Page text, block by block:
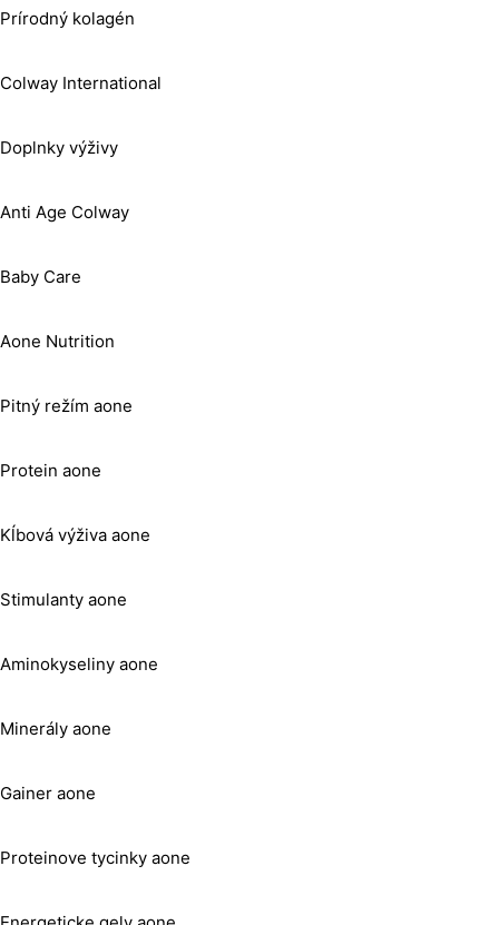
Prírodný kolagén
Colway International
Doplnky výživy
Anti Age Colway
Baby Care
Aone Nutrition
Pitný režím aone
Protein aone
Kĺbová výživa aone
Stimulanty aone
Aminokyseliny aone
Minerály aone
Gainer aone
Proteinove tycinky aone